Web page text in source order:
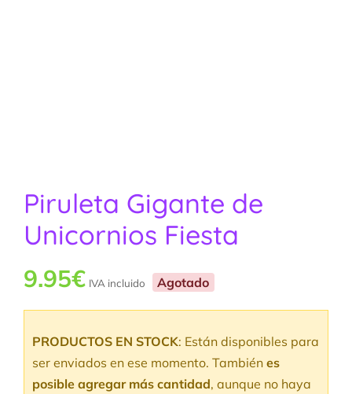
Piruleta Gigante de
Unicornios Fiesta
9.95€ IVA incluido Agotado
PRODUCTOS EN STOCK: Están disponibles para
ser enviados en ese momento. También es
posible agregar más cantidad, aunque no haya